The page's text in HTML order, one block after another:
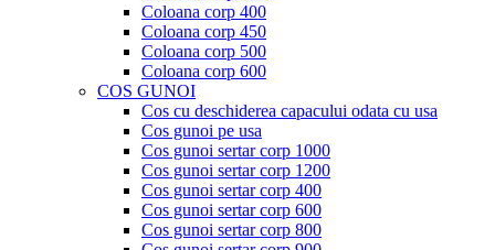
Coloana corp 400
Coloana corp 450
Coloana corp 500
Coloana corp 600
COS GUNOI
Cos cu deschiderea capacului odata cu usa
Cos gunoi pe usa
Cos gunoi sertar corp 1000
Cos gunoi sertar corp 1200
Cos gunoi sertar corp 400
Cos gunoi sertar corp 600
Cos gunoi sertar corp 800